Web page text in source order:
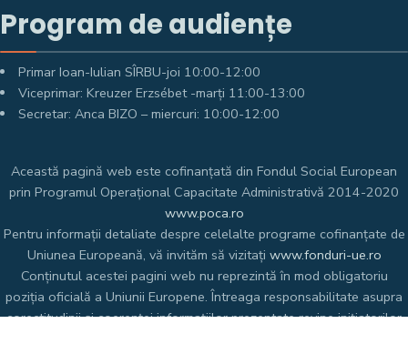
Program de audiențe
Primar Ioan-Iulian SÎRBU-joi 10:00-12:00
Viceprimar: Kreuzer Erzsébet -marți 11:00-13:00
Secretar: Anca BIZO – miercuri: 10:00-12:00
Această pagină web este cofinanțată din Fondul Social European
prin Programul Operațional Capacitate Administrativă 2014-2020
www.poca.ro
Pentru informații detaliate despre celelalte programe cofinanțate de
Uniunea Europeană, vă invităm să vizitați www.fonduri-ue.ro
Conținutul acestei pagini web nu reprezintă în mod obligatoriu
poziția oficială a Uniunii Europene. Întreaga responsabilitate asupra
corectitudinii și coerenței informațiilor prezentate revine inițiatorilor